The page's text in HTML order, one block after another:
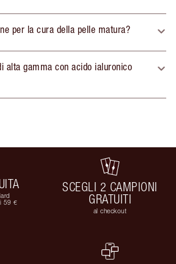
per la cura della pelle matura?
alta gamma con acido ialuronico
59 €
SCEGLI 2 CAMPIONI
GRATUITI
al checkout